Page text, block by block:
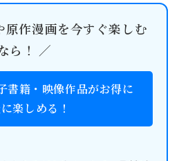
原作漫画を今すぐ楽しむ
ら！ ／
書籍・映像作品がお得に
楽しめる！